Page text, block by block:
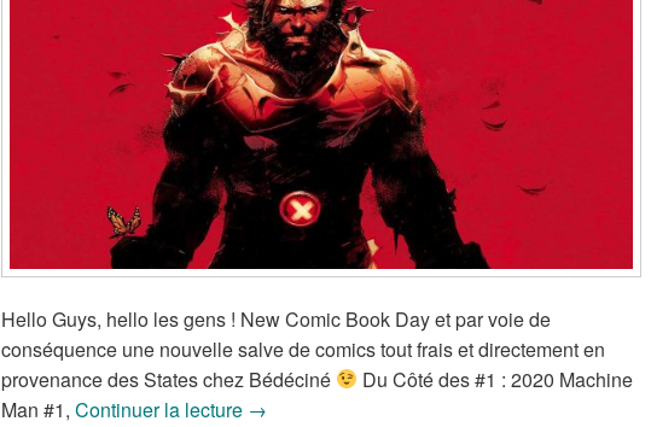
Hello Guys, hello les gens ! New Comic Book Day et par voie de
conséquence une nouvelle salve de comics tout frais et directement en
provenance des States chez Bédéciné
Du Côté des #1 : 2020 Machine
Man #1, Continuer la lecture Sorties des Comics VO de la Semaine du 19
→